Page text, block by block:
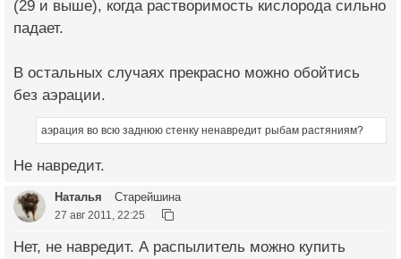
(29 и выше), когда растворимость кислорода сильно
падает.
В остальных случаях прекрасно можно обойтись
без аэрации.
аэрация во всю заднюю стенку ненавредит рыбам растяниям?
Не навредит.
Наталья Старейшина
27 авг 2011, 22:25
Нет, не навредит. А распылитель можно купить